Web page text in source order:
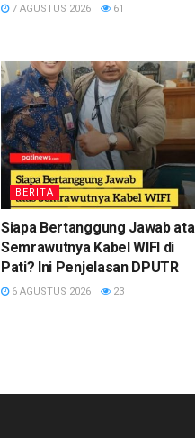
7 AGUSTUS 2026 61
BERITA
Siapa Bertanggung Jawab
Semrawutnya Kabel WIFI di
Pati? Ini Penjelasan DPUTR
6 AGUSTUS 2026 23